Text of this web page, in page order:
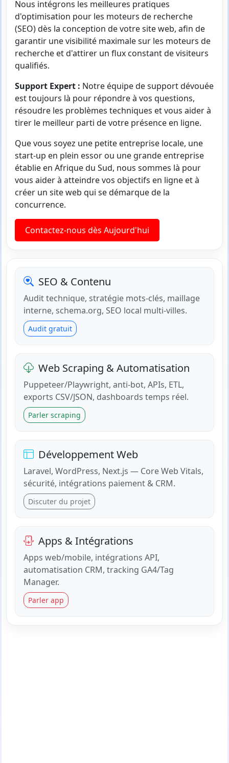
Nous intégrons les meilleures pratiques
d'optimisation pour les moteurs de recherche
(SEO) dès la conception de votre site web, afin de
garantir une visibilité maximale sur les moteurs de
recherche et d'attirer un flux constant de visiteurs
qualifiés.
Support Expert : Notre équipe de support dévouée
est toujours là pour répondre à vos questions,
résoudre les problèmes techniques et vous aider à
tirer le meilleur parti de votre présence en ligne.
Que vous soyez une petite entreprise locale, une
start-up en plein essor ou une grande entreprise
établie en Afrique du Sud, nous sommes là pour
vous aider à atteindre vos objectifs en ligne et à
créer un site web qui se démarque de la
concurrence.
Contactez-nous dès Aujourd'hui
SEO & Contenu
Audit technique, stratégie mots-clés, maillage
interne, schema.org, SEO local multi-villes.
Audit gratuit
Web Scraping & Automatisation
Puppeteer/Playwright, anti-bot, APIs, ETL,
exports CSV/JSON, dashboards temps réel.
Parler scraping
Développement Web
Laravel, WordPress, Next.js — Core Web Vitals,
sécurité, intégrations paiement & CRM.
Discuter du projet
Apps & Intégrations
Apps web/mobile, intégrations API,
automatisation CRM, tracking GA4/Tag
Manager.
Parler app